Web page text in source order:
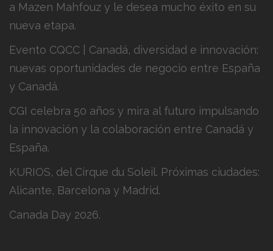
a Mazen Mahfouz y le desea mucho éxito en su
nueva etapa.
Evento CQCC | Canadá, diversidad e innovación:
nuevas oportunidades de negocio entre España
y Canadá.
CGI celebra 50 años y mira al futuro impulsando
la innovación y la colaboración entre Canadá y
España.
KURIOS, del Cirque du Soleil. Próximas ciudades:
Alicante, Barcelona y Madrid.
Canada Day 2026.